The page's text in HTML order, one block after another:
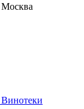
Москва
Винотеки